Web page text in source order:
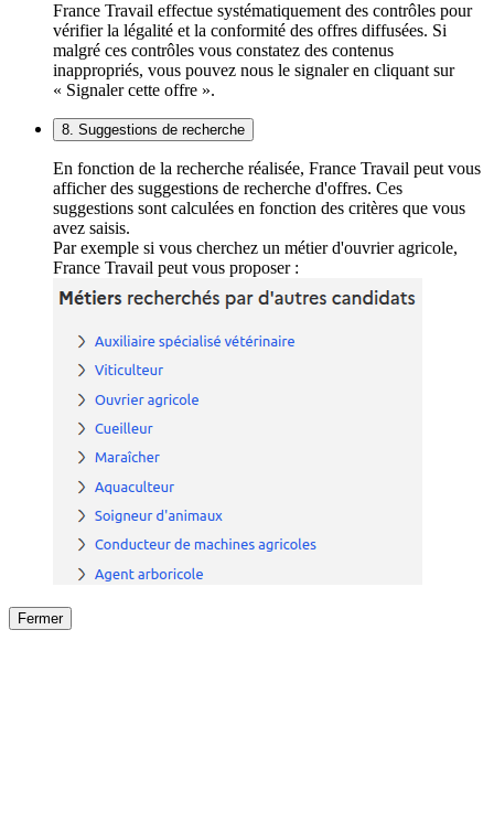
France Travail effectue systématiquement des contrôles pour
vérifier la légalité et la conformité des offres diffusées. Si
malgré ces contrôles vous constatez des contenus
inappropriés, vous pouvez nous le signaler en cliquant sur
« Signaler cette offre ».
8. Suggestions de recherche
En fonction de la recherche réalisée, France Travail peut vous
afficher des suggestions de recherche d'offres. Ces
suggestions sont calculées en fonction des critères que vous
avez saisis.
Par exemple si vous cherchez un métier d'ouvrier agricole,
France Travail peut vous proposer :
Fermer